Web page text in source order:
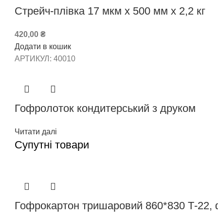
Стрейч-плівка 17 мкм х 500 мм х 2,2 кг
420,00 ₴
Додати в кошик
АРТИКУЛ: 40010
Гофролоток кондитерський з друком
Читати далі
Супутні товари
Гофрокартон тришаровий 860*830 Т-22,